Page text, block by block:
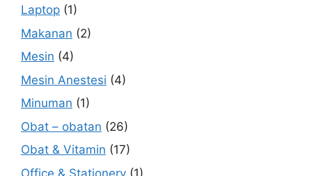
Laptop (1)
Makanan (2)
Mesin (4)
Mesin Anestesi (4)
Minuman (1)
Obat – obatan (26)
Obat & Vitamin (17)
Office & Stationery (1)